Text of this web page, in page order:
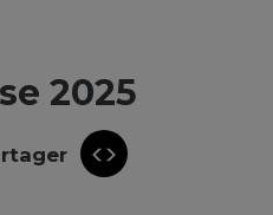
2025